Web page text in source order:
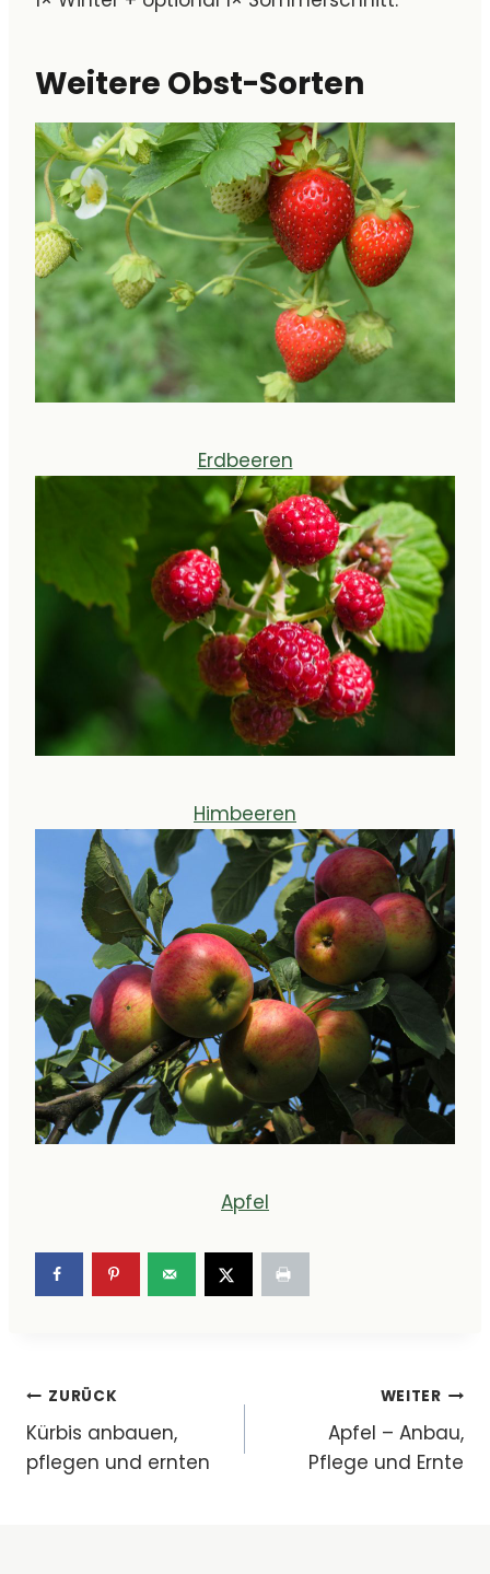
Weitere Obst-Sorten
Erdbeeren
Himbeeren
Apfel
Beitragsnavigation
ZURÜCK
Kürbis anbauen,
pflegen und ernten
WEITER
Apfel – Anbau,
Pflege und Ernte